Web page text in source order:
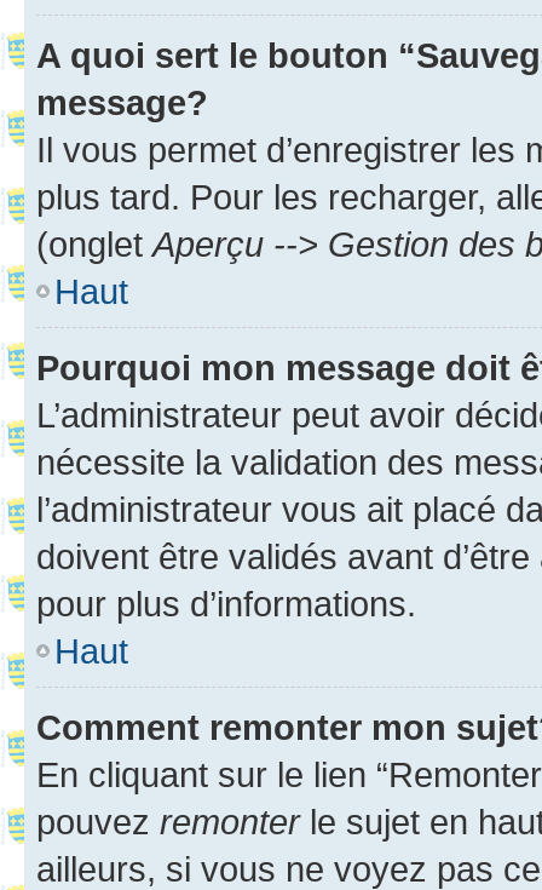
A quoi sert le bouton
message?
Il vous permet d’enregistrer
plus tard. Pour les recharger,
(onglet Aperçu --> Gestion des
Haut
Pourquoi mon message doit
L’administrateur peut avoir
nécessite la validation des
l’administrateur vous ait placé
doivent être validés avant
pour plus d’informations.
Haut
Comment remonter mon
En cliquant sur le lien
pouvez remonterle sujet en
ailleurs, si vous ne voyez pas